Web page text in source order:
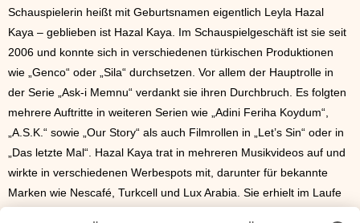
Schauspielerin heißt mit Geburtsnamen eigentlich Leyla Hazal
Kaya – geblieben ist Hazal Kaya. Im Schauspielgeschäft ist sie seit
2006 und konnte sich in verschiedenen türkischen Produktionen
wie „Genco“ oder „Sila“ durchsetzen. Vor allem der Hauptrolle in
der Serie „Ask-i Memnu“ verdankt sie ihren Durchbruch. Es folgten
mehrere Auftritte in weiteren Serien wie „Adini Feriha Koydum“,
„A.S.K.“ sowie „Our Story“ als auch Filmrollen in „Let’s Sin“ oder in
„Das letzte Mal“. Hazal Kaya trat in mehreren Musikvideos auf und
wirkte in verschiedenen Werbespots mit, darunter für bekannte
Marken wie Nescafé, Turkcell und Lux Arabia. Sie erhielt im Laufe